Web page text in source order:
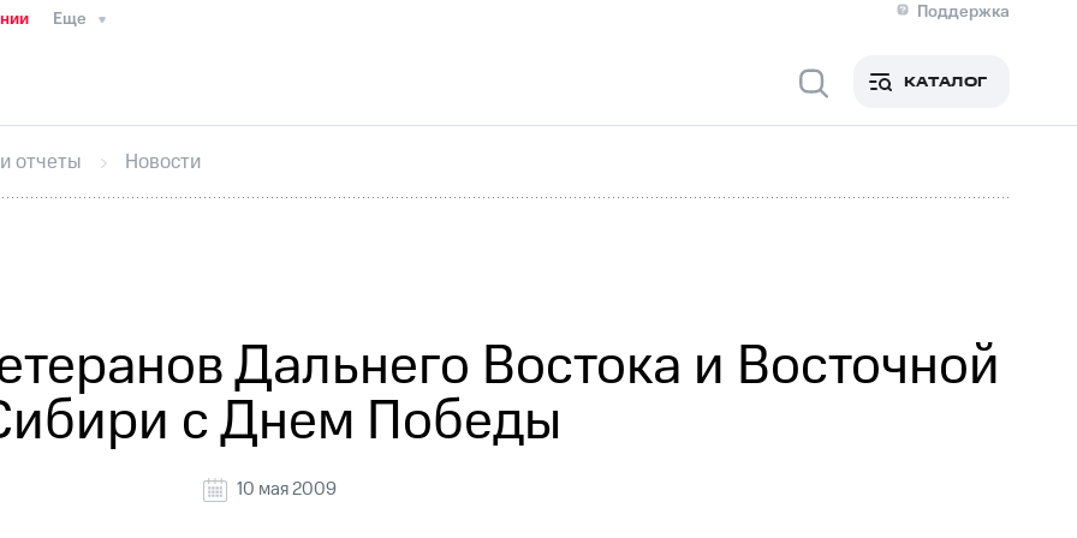
Еще
Поддержка
Медиа-центр
ИнтервьюФинансовая отчетностьКонтактыНовости в регионе
секретарьРаскрытие информации
кабинет акционераАкционерный капиталКонтроль и аудитРынок акций
КАТАЛОГ
отчеты Новости
Дальнего Востока и Восточной
с Днем Победы
10 мая 2009